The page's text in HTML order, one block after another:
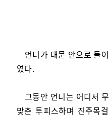
언니가 대문 안으로 들
였다.
그동안 언니는 어디서
맞춘 투피스하며 진주목